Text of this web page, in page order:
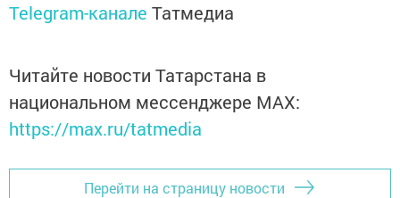
Telegram-канале Татмедиа
Читайте новости Татарстана в
национальном мессенджере MАХ:
https://max.ru/tatmedia
Перейти на страницу новости